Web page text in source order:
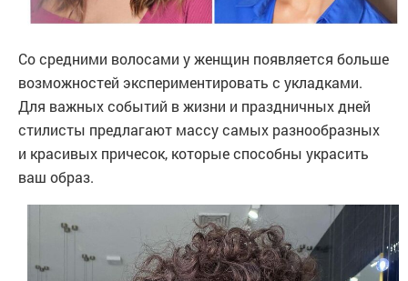
Со средними волосами у женщин появляется больше
возможностей экспериментировать с укладками.
Для важных событий в жизни и праздничных дней
стилисты предлагают массу самых разнообразных
и красивых причесок, которые способны украсить
ваш образ.